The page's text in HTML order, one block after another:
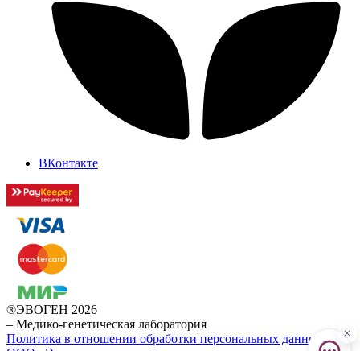
ВКонтакте
®ЭВОГЕН 2026
– Медико-генетическая лаборатория
Политика в отношении обработки персональных данных в